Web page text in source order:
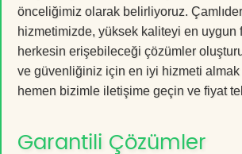
önceliğimiz olarak belirliyoruz.
hizmetimizde, yüksek kaliteyi en uygun
herkesin erişebileceği çözümler
ve güvenliğiniz için en iyi hizmeti almak
hemen bizimle iletişime geçin ve fiyat
Garantili Çözümler